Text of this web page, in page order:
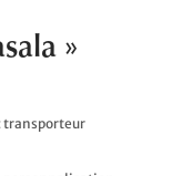
»
transporteur